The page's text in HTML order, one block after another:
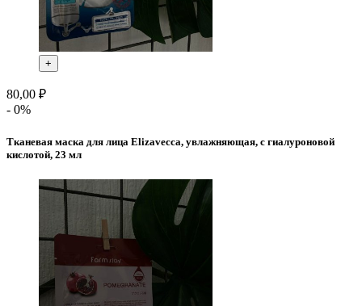
+
80,00 ₽
- 0%
Тканевая маска для лица Elizavecca, увлажняющая, с гиалуроновой
кислотой, 23 мл